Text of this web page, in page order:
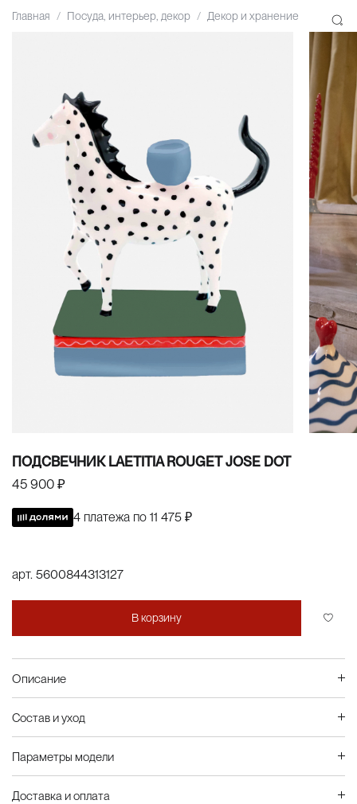
Главная Посуда, интерьер, декор Декор и хранение
ПОДСВЕЧНИК LAETITIA ROUGET JOSE DOT
45 900 ₽
4 платежа по 11 475 ₽
арт. 5600844313127
В корзину
Описание
Состав и уход
Параметры модели
Доставка и оплата